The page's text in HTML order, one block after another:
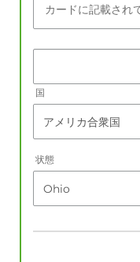
カードに記載され
国
状態